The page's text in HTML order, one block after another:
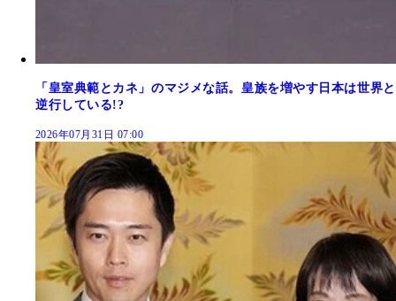
「皇室典範とカネ」のマジメな話。皇族を増やす日本は世界と
逆行している!?
2026年07月31日 07:00